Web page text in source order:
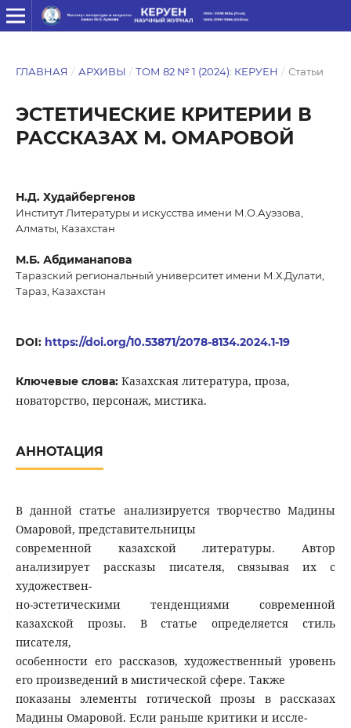
ГЛАВНАЯ / АРХИВЫ / ТОМ 82 № 1 (2024): КЕРУЕН / Статьи
ЭСТЕТИЧЕСКИЕ КРИТЕРИИ В
РАССКАЗАХ М. ОМАРОВОЙ
Н.Д. Худайбергенов
Институт Литературы и искусства имени М.О.Ауэзова,
Алматы, Казахстан
М.Б. Абдиманапова
Таразский региональный университет имени М.Х.Дулати,
Тараз, Казахстан
DOI: https://doi.org/10.53871/2078-8134.2024.1-19
Ключевые слова: Казахская литература, проза,
новаторство, персонаж, мистика.
АННОТАЦИЯ
В данной статье анализируется творчество Мадины
Омаровой, представительницы
современной казахской литературы. Автор
анализирует рассказы писателя, связывая их с
художествен-
но-эстетическими тенденциями современной
казахской прозы. В статье определяется стиль
писателя,
особенности его рассказов, художественный уровень
его произведений в мистической сфере. Также
показаны элементы готической прозы в рассказах
Мадины Омаровой. Если раньше критики и иссле-